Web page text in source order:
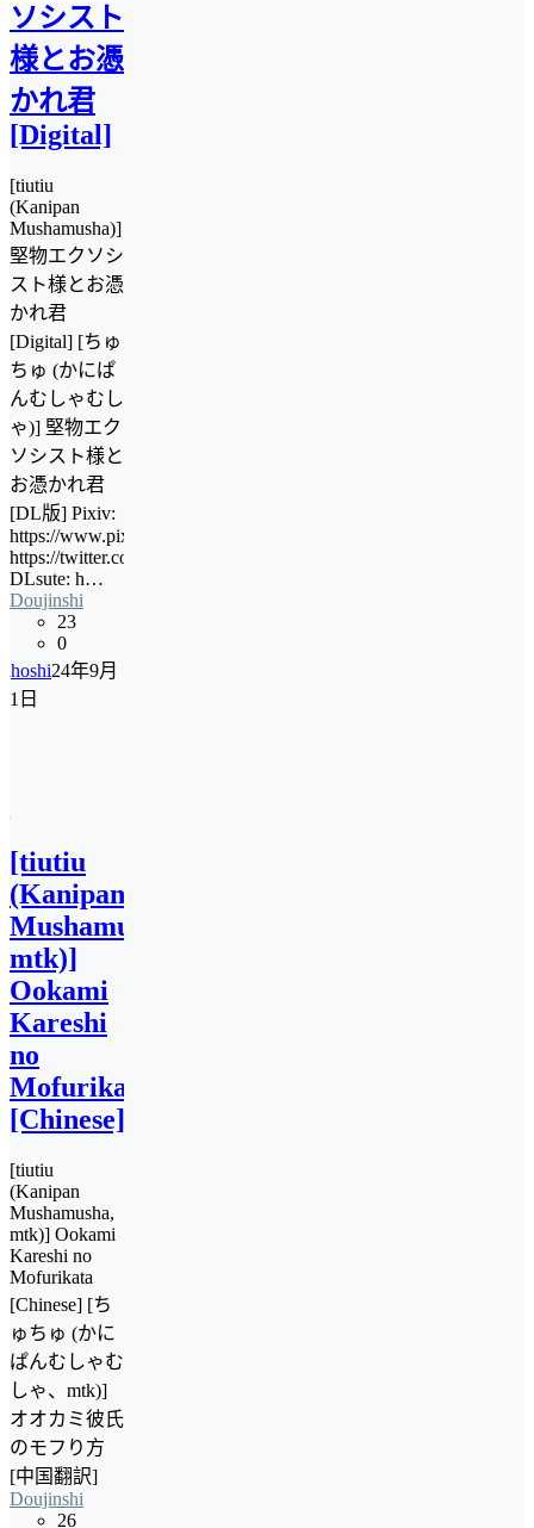
ソシスト
様とお憑
かれ君
[Digital]
[tiutiu
(Kanipan
Mushamusha)]
堅物エクソシ
スト様とお憑
かれ君
[Digital] [ちゅ
ちゅ (かにぱ
んむしゃむし
ゃ)] 堅物エク
ソシスト様と
お憑かれ君
[DL版] Pixiv:
https://www.pixiv.net/users/33486275Twitter:
https://twitter.com/kanipankoBLPurchase-
DLsute: h…
Doujinshi
23
0
hoshi24年9月
1日
[tiutiu
(Kanipan
Mushamusha,
mtk)]
Ookami
Kareshi
no
Mofurikata
[Chinese]
[tiutiu
(Kanipan
Mushamusha,
mtk)] Ookami
Kareshi no
Mofurikata
[Chinese] [ち
ゅちゅ (かに
ぱんむしゃむ
しゃ、mtk)]
オオカミ彼氏
のモフり方
[中国翻訳]
Doujinshi
26